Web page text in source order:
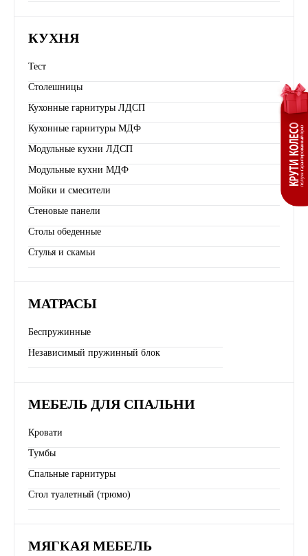
КУХНЯ
Тест
Столешницы
Кухонные гарнитуры ЛДСП
Кухонные гарнитуры МДФ
Модульные кухни ЛДСП
Модульные кухни МДФ
Мойки и смесители
Стеновые панели
Столы обеденные
Стулья и скамьи
МАТРАСЫ
Беспружинные
Независимый пружинный блок
МЕБЕЛЬ ДЛЯ СПАЛЬНИ
Кровати
Тумбы
Спальные гарнитуры
Стол туалетный (трюмо)
МЯГКАЯ МЕБЕЛЬ